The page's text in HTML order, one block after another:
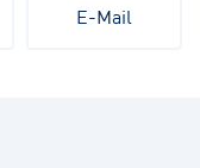
E-Mail